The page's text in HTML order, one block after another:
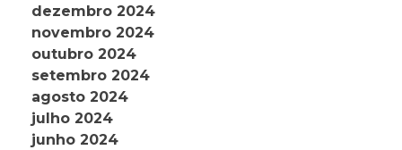
dezembro 2024
novembro 2024
outubro 2024
setembro 2024
agosto 2024
julho 2024
junho 2024